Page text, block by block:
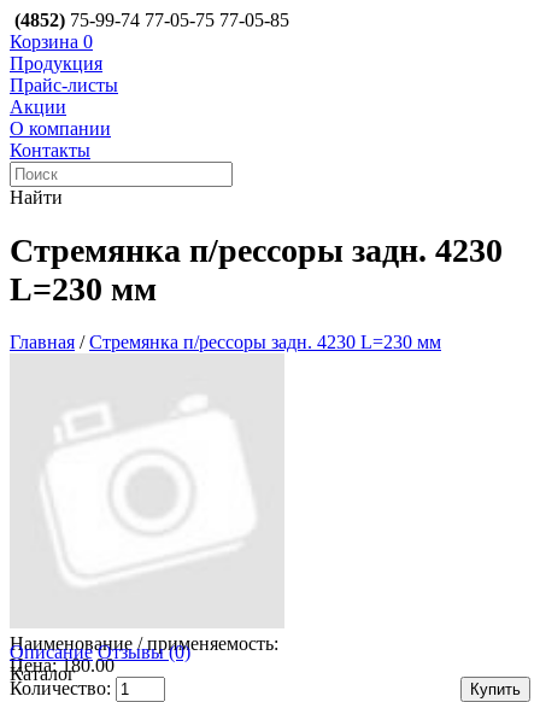
(4852) 75-99-74 77-05-75 77-05-85
Корзина 0
Продукция
Прайс-листы
Акции
О компании
Контакты
Найти
Стремянка п/рессоры задн. 4230
L=230 мм
Главная /Стремянка п/рессоры задн. 4230 L=230 мм
Наименование / применяемость:
Цена: 180.00
Количество:
Описание Отзывы (0)
Каталог